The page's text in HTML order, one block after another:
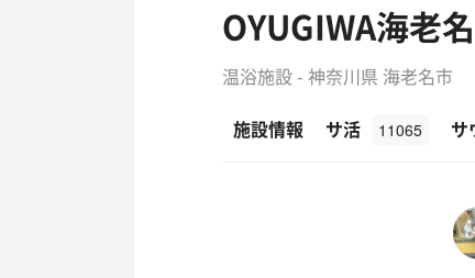
OYUGIWA海老名
温浴施設 - 神奈川県 海老名市
施設情報
サ活 11065 サ